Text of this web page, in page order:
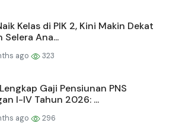
Kelas di PIK 2, Kini Makin Dekat
Selera Ana...
ago 323
Gaji Pensiunan PNS
I-IV Tahun 2026: ...
ago 296